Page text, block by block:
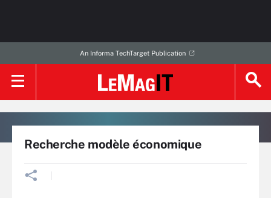
An Informa TechTarget Publication
Recherche modèle économique